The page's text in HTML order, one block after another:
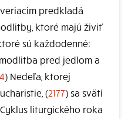
predkladá
ktoré majú živiť
sú každodenné:
pred jedlom a
) Nedeľa, ktorej
(2177) sa svätí
liturgického roka